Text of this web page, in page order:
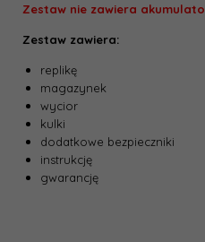
Zestaw nie zawiera
Zestaw zawiera:
replikę
magazynek
wycior
kulki
dodatkowe bezpieczniki
instrukcję
gwarancję